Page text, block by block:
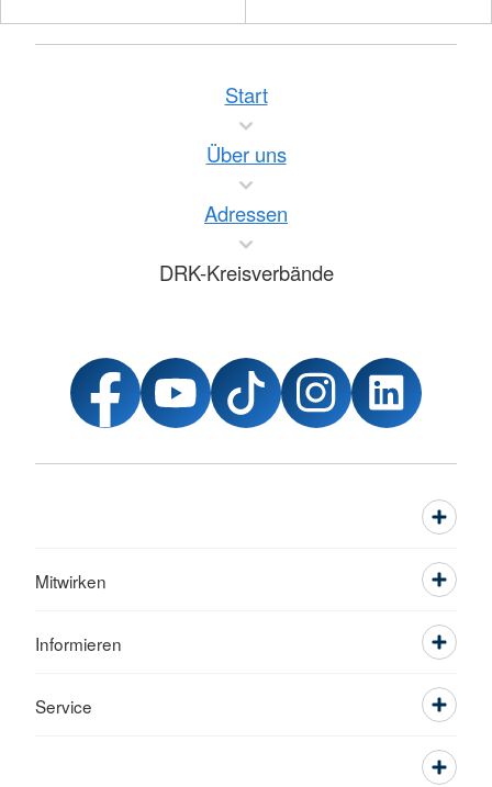
Start
Über uns
Adressen
DRK-Kreisverbände
Mitwirken
Informieren
Service